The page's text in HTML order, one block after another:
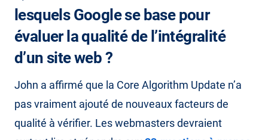
lesquels Google se base pour
évaluer la qualité de l’intégralité
d’un site web ?
John a affirmé que la Core Algorithm Update n’a
pas vraiment ajouté de nouveaux facteurs de
qualité à vérifier. Les webmasters devraient